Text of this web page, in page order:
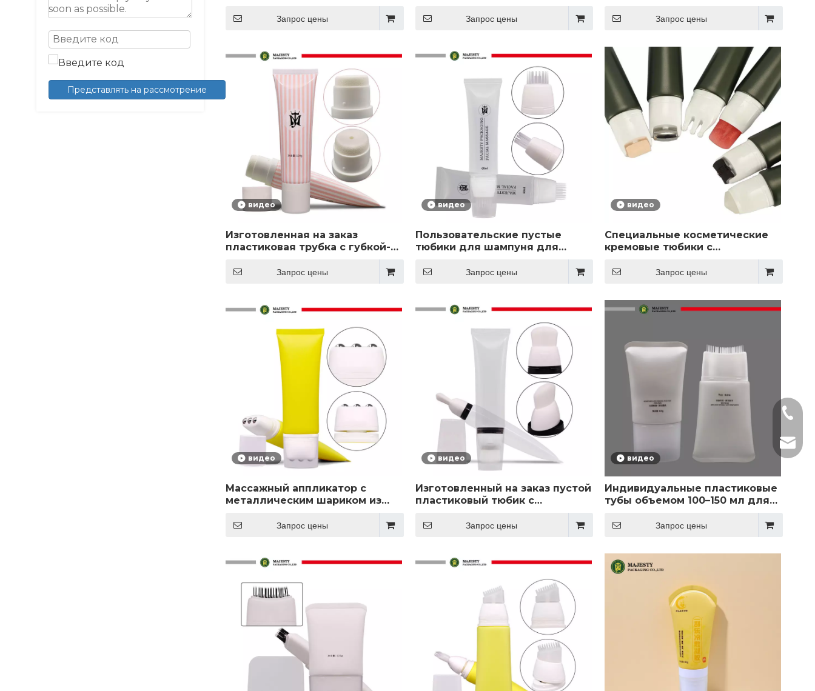
Представлять на рассмотрение
нержавеющей стали,
массажная трубка для спа-
Запрос цены
аппликатором. Используйте
Запрос цены
аппликатор, пластиковый
тюбик
Запрос цены
видео
Изготовленная на заказ
пластиковая трубка с губкой-
аппликатором для крема для
удаления волос,
пластиковая упаковка для
Запрос цены
видео
Пользовательские пустые
тюбики для шампуня для
краски для волос, прозрачные
тюбики для краски для волос,
Запрос цены
видео
Специальные косметические
кремовые тюбики с
массажной щеткой для
Запрос цены
видео
Массажный аппликатор с
металлическим шариком из
пластиковая трубка для
массажного масла, упаковка
офсетной печатью, косметика
Запрос цены
видео
Изготовленный на заказ пустой
пластиковый тюбик с
аппликатором с мягкой кистью
для тюбика с косметической
Запрос цены
видео
Индивидуальные пластиковые
тубы объемом 100–150 мл для
упаковки средств по уходу за
кожей головы,
Запрос цены